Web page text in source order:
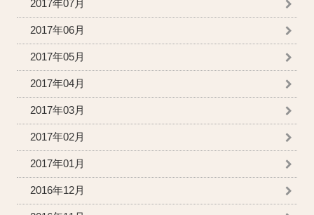
2017年07月
2017年06月
2017年05月
2017年04月
2017年03月
2017年02月
2017年01月
2016年12月